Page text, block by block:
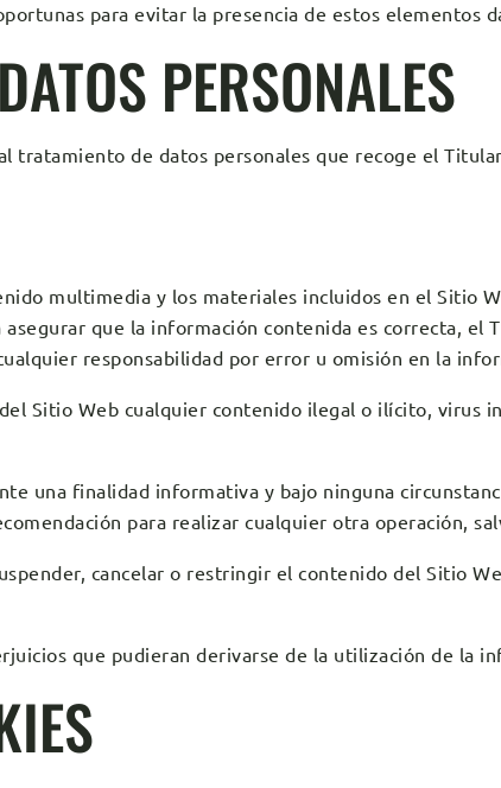
para evitar la presencia de estos elementos
PERSONALES
tratamiento de datos personales que recoge el
multimedia y los materiales incluidos en el Sitio
que la información contenida es correcta, el
responsabilidad por error u omisión en la
Sitio Web cualquier contenido ilegal o ilícito, virus
una finalidad informativa y bajo ninguna
para realizar cualquier otra operación,
cancelar o restringir el contenido del Sitio
que pudieran derivarse de la utilización de la